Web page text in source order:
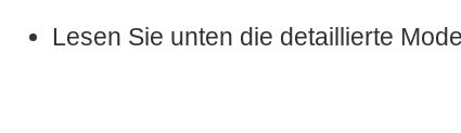
Lesen Sie unten die detaillierte